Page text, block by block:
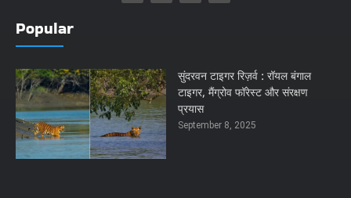
Popular
सुंदरवन टाइगर रिज़र्व : रॉयल बंगाल
टाइगर, मैंग्रोव फॉरेस्ट और संरक्षण
प्रयास
September 8, 2025